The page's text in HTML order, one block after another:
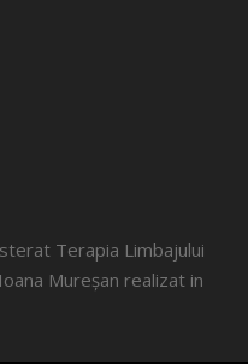
Terapia Limbajului
Mureșan realizat in